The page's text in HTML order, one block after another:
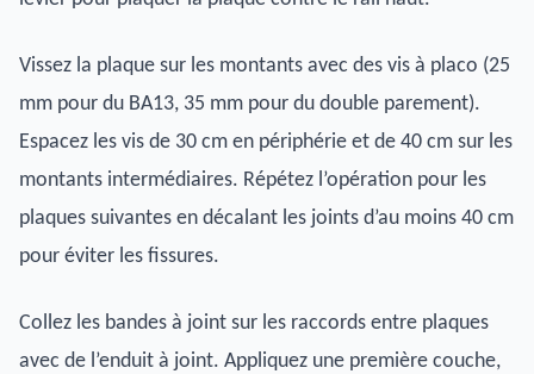
Vissez la plaque sur les montants avec des vis à placo (25
mm pour du BA13, 35 mm pour du double parement).
Espacez les vis de 30 cm en périphérie et de 40 cm sur les
montants intermédiaires. Répétez l’opération pour les
plaques suivantes en décalant les joints d’au moins 40 cm
pour éviter les fissures.
Collez les bandes à joint sur les raccords entre plaques
avec de l’enduit à joint. Appliquez une première couche,